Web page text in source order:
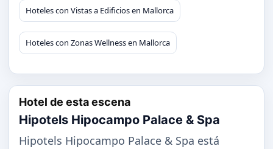
Hoteles con Vistas a Edificios en Mallorca
Hoteles con Zonas Wellness en Mallorca
Hotel de esta escena
Hipotels Hipocampo Palace & Spa
Hipotels Hipocampo Palace & Spa está